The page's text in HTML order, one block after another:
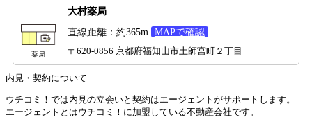
薬局
大村薬局
直線距離：約365m MAPで確認
〒620-0856 京都府福知山市土師宮町２丁目
内見・契約について
ウチコミ！では内見の立会いと契約はエージェントがサポートします。
エージェントとはウチコミ！に加盟している不動産会社です。